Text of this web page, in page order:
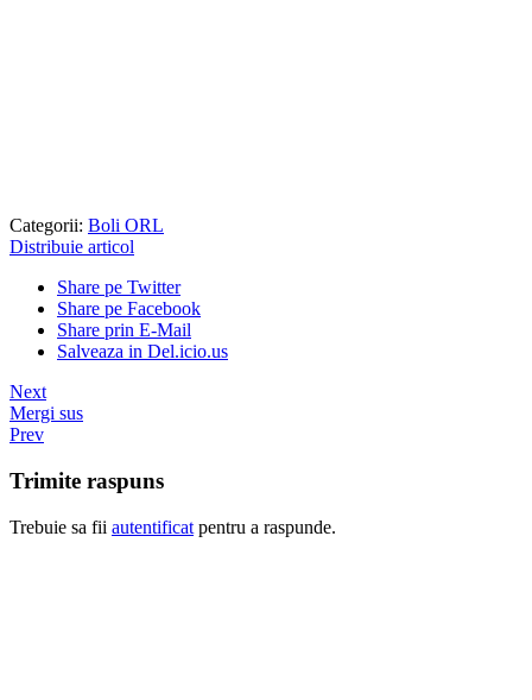
Categorii: Boli ORL
Distribuie articol
Share pe Twitter
Share pe Facebook
Share prin E-Mail
Salveaza in Del.icio.us
Next
Mergi sus
Prev
Trimite raspuns
Trebuie sa fii autentificat pentru a raspunde.